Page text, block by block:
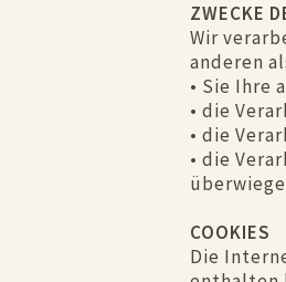
ZWECKE
Wir
anderen
• Sie Ihre
• die
• die
• die
COOKIES
Die